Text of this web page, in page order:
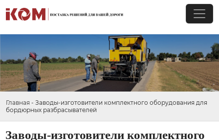
Главная - Заводы-изготовители комплектного оборудования для
бордюрных разбрасывателей
Заводы-изготовители комплектного